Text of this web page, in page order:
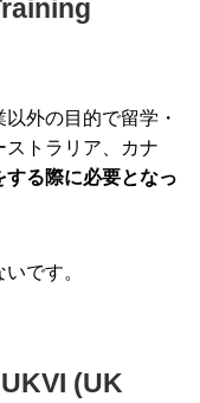
外の目的で留学・
トラリア、カナ
する際に必要となっ
です。
(UK